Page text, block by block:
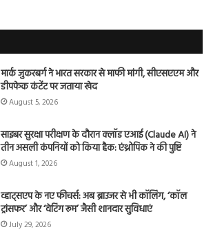
मार्क जुकरबर्ग ने भारत सरकार से माफी मांगी, सीएसएएम और
डीपफेक कंटेंट पर जताया खेद
August 5, 2026
साइबर सुरक्षा परीक्षण के दौरान क्लॉड एआई (Claude AI) ने
तीन असली कंपनियों को किया हैक: एंथ्रोपिक ने की पुष्टि
August 1, 2026
व्हाट्सएप के नए फीचर्स: अब ब्राउजर से भी कॉलिंग, ‘कॉल
ट्रांसफर’ और ‘वेटिंग रूम’ जैसी शानदार सुविधाएं
July 29, 2026